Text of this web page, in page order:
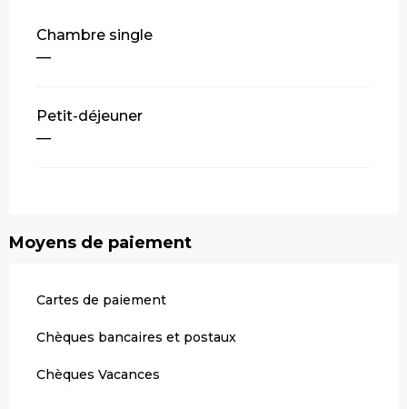
Tarifs 2026
Chambre single
—
Petit-déjeuner
—
Moyens de paiement
Cartes de paiement
Chèques bancaires et postaux
Chèques Vacances